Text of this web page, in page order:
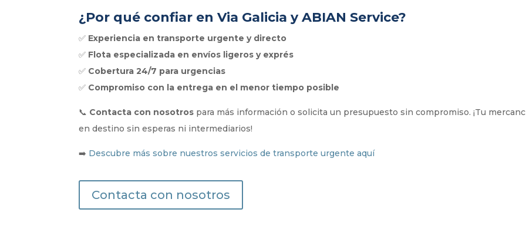
¿Por qué confiar en Via Galicia y ABIAN Service?
✅ Experiencia en transporte urgente y directo
✅ Flota especializada en envíos ligeros y exprés
✅ Cobertura 24/7 para urgencias
✅ Compromiso con la entrega en el menor tiempo posible
📞 Contacta con nosotros para más información o solicita un presupuesto sin compromiso. ¡Tu
en destino sin esperas ni intermediarios!
➡️ Descubre más sobre nuestros servicios de transporte urgente aquí
Contacta con nosotros